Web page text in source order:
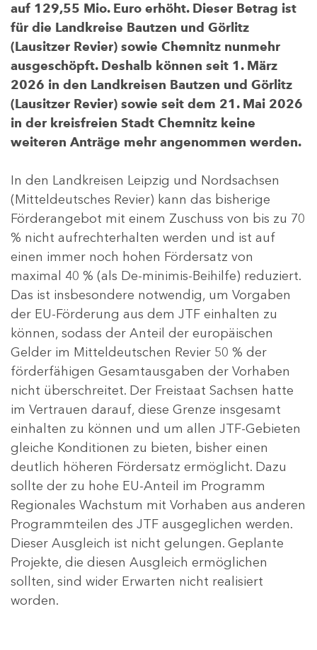
auf 129,55 Mio. Euro erhöht. Dieser Betrag ist
für die Landkreise Bautzen und Görlitz
(Lausitzer Revier) sowie Chemnitz nunmehr
ausgeschöpft. Deshalb können seit 1. März
2026 in den Landkreisen Bautzen und Görlitz
(Lausitzer Revier) sowie seit dem 21. Mai 2026
in der kreisfreien Stadt Chemnitz keine
weiteren Anträge mehr angenommen werden.
In den Landkreisen Leipzig und Nordsachsen
(Mitteldeutsches Revier) kann das bisherige
Förderangebot mit einem Zuschuss von bis zu 70
% nicht aufrechterhalten werden und ist auf
einen immer noch hohen Fördersatz von
maximal 40 % (als De-minimis-Beihilfe) reduziert.
Das ist insbesondere notwendig, um Vorgaben
der EU-Förderung aus dem JTF einhalten zu
können, sodass der Anteil der europäischen
Gelder im Mitteldeutschen Revier 50 % der
förderfähigen Gesamtausgaben der Vorhaben
nicht überschreitet. Der Freistaat Sachsen hatte
im Vertrauen darauf, diese Grenze insgesamt
einhalten zu können und um allen JTF-Gebieten
gleiche Konditionen zu bieten, bisher einen
deutlich höheren Fördersatz ermöglicht. Dazu
sollte der zu hohe EU-Anteil im Programm
Regionales Wachstum mit Vorhaben aus anderen
Programmteilen des JTF ausgeglichen werden.
Dieser Ausgleich ist nicht gelungen. Geplante
Projekte, die diesen Ausgleich ermöglichen
sollten, sind wider Erwarten nicht realisiert
worden.